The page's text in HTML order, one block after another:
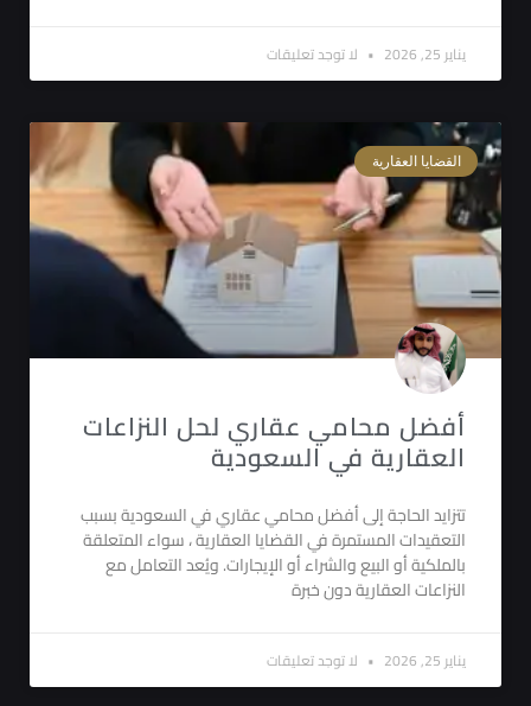
يناير 25, 2026 لا توجد تعليقات
القضايا العقارية
أفضل محامي عقاري لحل النزاعات
العقارية في السعودية
تتزايد الحاجة إلى أفضل محامي عقاري في السعودية بسبب
التعقيدات المستمرة في القضايا العقارية ، سواء المتعلقة
بالملكية أو البيع والشراء أو الإيجارات. ويُعد التعامل مع
النزاعات العقارية دون خبرة
يناير 25, 2026 لا توجد تعليقات